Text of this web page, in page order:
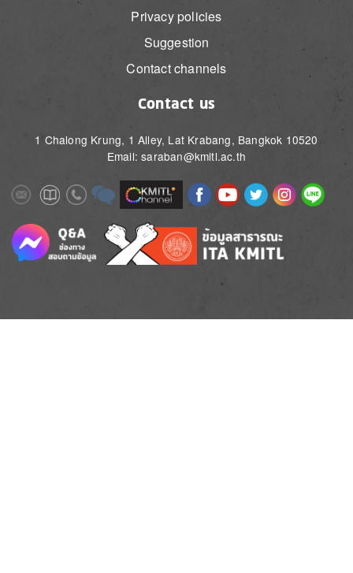
Privacy policies
Suggestion
Contact channels
Contact us
1 Chalong Krung, 1 Alley, Lat Krabang, Bangkok 10520
Email: saraban@kmitl.ac.th
ImageImageImageImage Image ImageImageImageImageImage
Image Image